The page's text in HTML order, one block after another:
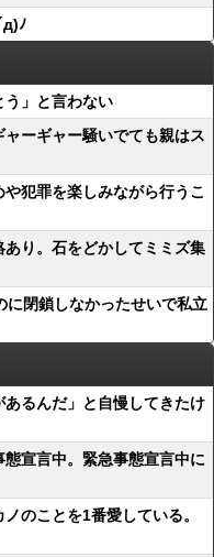
ﾉ
う」と言わない
ーギャー騒いでても親はス
犯罪を楽しみながら行うこ
り。石をどかしてミミズ集
に閉鎖しなかったせいで私立
るんだ」と自慢してきたけ
宣言中。緊急事態宣言中に
のことを1番愛している。